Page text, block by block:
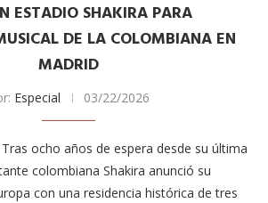
ESTADIO SHAKIRA PARA
DE LA COLOMBIANA EN
MADRID
Especial 03/22/2026
ocho años de espera desde su última
colombiana Shakira anunció su
con una residencia histórica de tres